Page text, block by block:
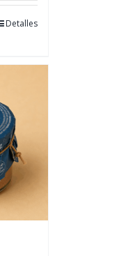
Detalles